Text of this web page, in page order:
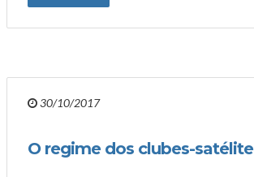
30/10/2017
O regime dos clubes-satélite